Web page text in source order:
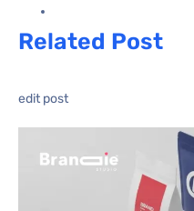
Related Post
edit post